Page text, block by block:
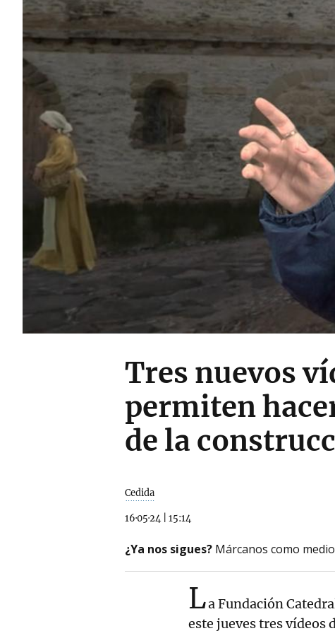
Tres nuevos
permiten
de la
Cedida
16·05·24 15:14
¿Ya nos sigues? Márcanos como
La Fundación
este jueves tres vídeos